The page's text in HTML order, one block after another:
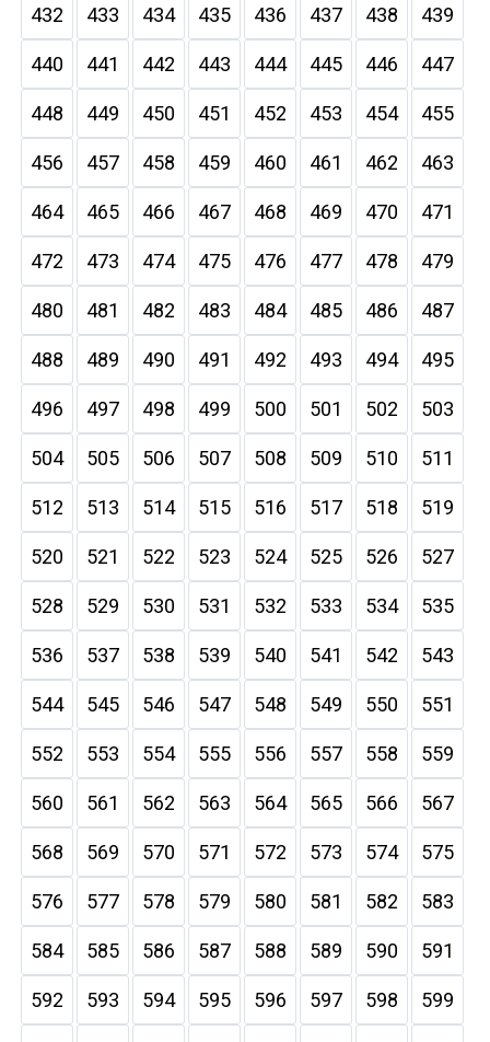
432 433 434 435 436 437 438 439
440 441 442 443 444 445 446 447
448 449 450 451 452 453 454 455
456 457 458 459 460 461 462 463
464 465 466 467 468 469 470 471
472 473 474 475 476 477 478 479
480 481 482 483 484 485 486 487
488 489 490 491 492 493 494 495
496 497 498 499 500 501 502 503
504 505 506 507 508 509 510 511
512 513 514 515 516 517 518 519
520 521 522 523 524 525 526 527
528 529 530 531 532 533 534 535
536 537 538 539 540 541 542 543
544 545 546 547 548 549 550 551
552 553 554 555 556 557 558 559
560 561 562 563 564 565 566 567
568 569 570 571 572 573 574 575
576 577 578 579 580 581 582 583
584 585 586 587 588 589 590 591
592 593 594 595 596 597 598 599